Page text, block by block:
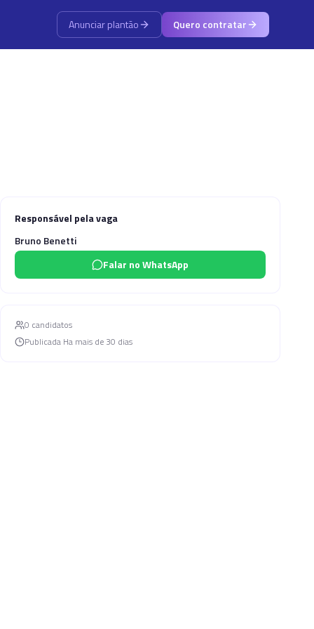
Anunciar plantão Quero contratar
Responsável pela vaga
Bruno Benetti
Falar no WhatsApp
0 candidatos
Publicada Ha mais de 30 dias